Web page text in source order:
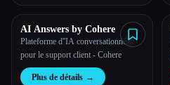
Esc
AI Answers by Cohere
Plateforme d''IA conversationnelle
pour le support client - Cohere
Plus de détails →